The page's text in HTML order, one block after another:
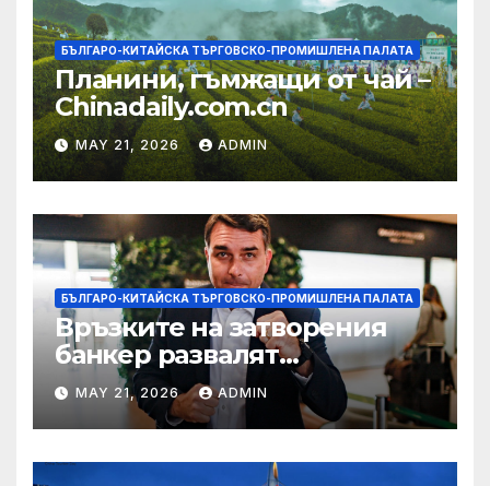
БЪЛГАРО-КИТАЙСКА ТЪРГОВСКО-ПРОМИШЛЕНА ПАЛАТА
Планини, гъмжащи от чай –
Chinadaily.com.cn
MAY 21, 2026 ADMIN
БЪЛГАРО-КИТАЙСКА ТЪРГОВСКО-ПРОМИШЛЕНА ПАЛАТА
Връзките на затворения
банкер развалят
надеждите на Флавио
Болсонаро за президент на
Бразилия
MAY 21, 2026 ADMIN